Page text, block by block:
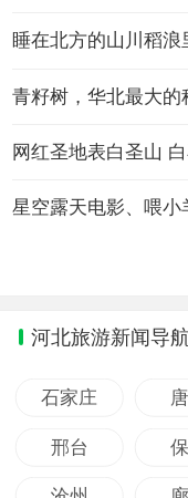
网红圣地表白圣山
河北旅游新闻导航
石家庄
邢台